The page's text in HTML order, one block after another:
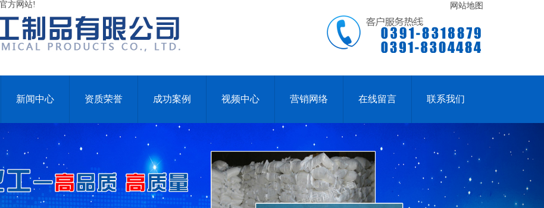
方网站! 网站地图
新闻中心 资质荣誉 成功案例 视频中心 营销网络 在线留言 联系我们